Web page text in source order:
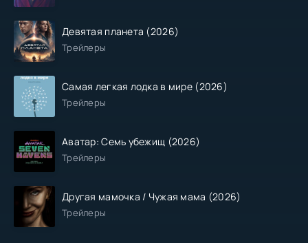
Девятая планета (2026)
Трейлеры
Самая легкая лодка в мире (2026)
Трейлеры
Аватар: Семь убежищ (2026)
Трейлеры
Другая мамочка / Чужая мама (2026)
Трейлеры